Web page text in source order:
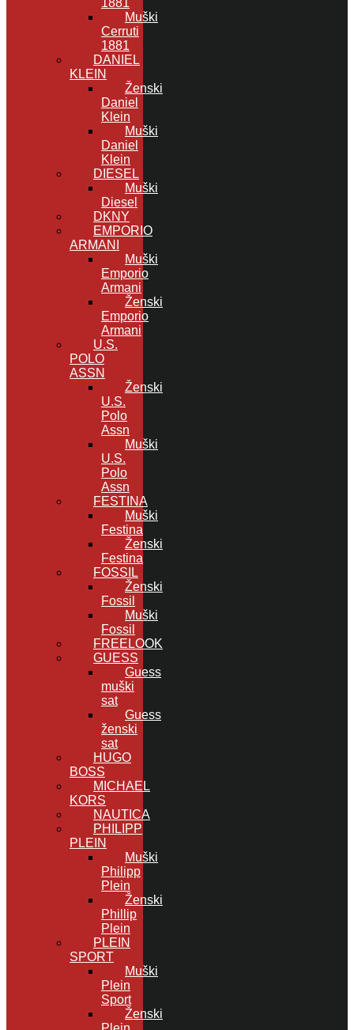
Muški
Cerruti
1881
DANIEL
KLEIN
Ženski
Daniel
Klein
Muški
Daniel
Klein
DIESEL
Muški
Diesel
DKNY
EMPORIO
ARMANI
Muški
Emporio
Armani
Ženski
Emporio
Armani
U.S.
POLO
ASSN
Ženski
U.S.
Polo
Assn
Muški
U.S.
Polo
Assn
FESTINA
Muški
Festina
Ženski
Festina
FOSSIL
Ženski
Fossil
Muški
Fossil
FREELOOK
GUESS
Guess
muški
sat
Guess
ženski
sat
HUGO
BOSS
MICHAEL
KORS
NAUTICA
PHILIPP
PLEIN
Muški
Philipp
Plein
Ženski
Phillip
Plein
PLEIN
SPORT
Muški
Plein
Sport
Ženski